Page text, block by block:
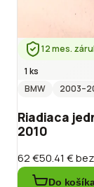
12 mes.
1 ks
BMW
2003
Riadiaca
2010
62 €50.41 €
Do